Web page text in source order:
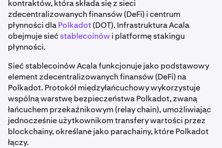
kontraktów, która składa się z sieci
zdecentralizowanych finansów (DeFi) i centrum
płynności dlaPolkadot(DOT). Infrastruktura Acala
obejmuje siećstablecoinówi platformę stakingu
płynności.
Sieć stablecoinów Acala funkcjonuje jako podstawowy
element zdecentralizowanych finansów (DeFi) na
Polkadot. Protokół międzyłańcuchowy wykorzystuje
wspólną warstwę bezpieczeństwa Polkadot, zwaną
łańcuchem przekaźnikowym (relay chain), umożliwiając
jednocześnie użytkownikom transfery wartości przez
blockchainy, określane jako parachainy, które Polkadot
łączy.